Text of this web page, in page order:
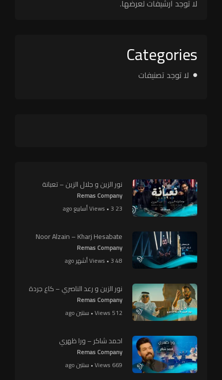
لا توجد أرشيفات لعرضها.
Categories
لا توجد تصنيفات
نور الزين و جلال الزين – تعبانة
Remas Company
23 Views • 3 أسابيع ago
Noor Alzain – Kharj Hesabate
Remas Company
48 Views • 3 أشهر ago
نور الزين و رعد الناصري – كاع جردة
Remas Company
512 Views • سنتين ago
احمد شاكر – ورا ظهري
Remas Company
669 Views • سنتين ago